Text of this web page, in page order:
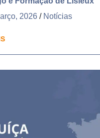
2026 / Notícias